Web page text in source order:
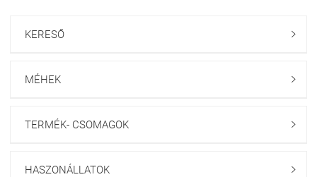
KERESŐ 
MÉHEK 
TERMÉK- CSOMAGOK 
HASZONÁLLATOK 